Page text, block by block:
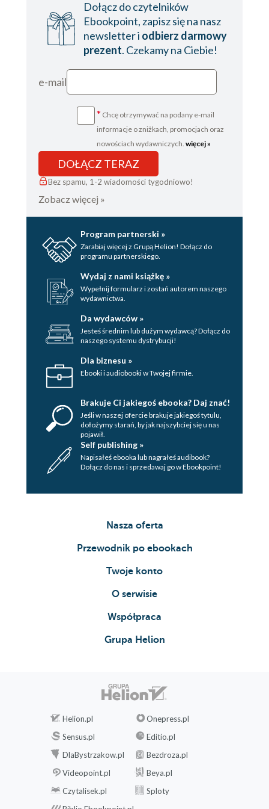
Dołącz do czytelników
Ebookpoint, zapisz się na nasz
newsletter i odbierz darmowy
prezent. Czekamy na Ciebie!
e-mail
* Chcę otrzymywać na podany e-mail
informacje o zniżkach, promocjach oraz
nowościach wydawniczych. więcej »
DOŁĄCZ TERAZ
Bez spamu, 1-2 wiadomości tygodniowo!
Zobacz więcej »
Program partnerski »
Zarabiaj więcej z Grupą Helion! Dołącz do
programu partnerskiego.
Wydaj z nami książkę »
Wypełnij formularz i zostań autorem naszego
wydawnictwa.
Da wydawców »
Jesteś średnim lub dużym wydawcą? Dołącz do
naszego systemu dystrybucji!
Dla biznesu »
Ebooki i audiobooki w Twojej firmie.
Brakuje Ci jakiegoś ebooka? Daj znać!
Jeśli w naszej ofercie brakuje jakiegoś tytulu,
dołożymy starań, by jak najszybciej się u nas
pojawił.
Self publishing »
Napisałeś ebooka lub nagrałeś audibook?
Dołącz do nas i sprzedawaj go w Ebookpoint!
Nasza oferta
Przewodnik po ebookach
Twoje konto
O serwisie
Współpraca
Grupa Helion
Helion.pl
Onepress.pl
Sensus.pl
Editio.pl
DlaBystrzakow.pl
Bezdroza.pl
Videopoint.pl
Beya.pl
Czytalisek.pl
Sploty